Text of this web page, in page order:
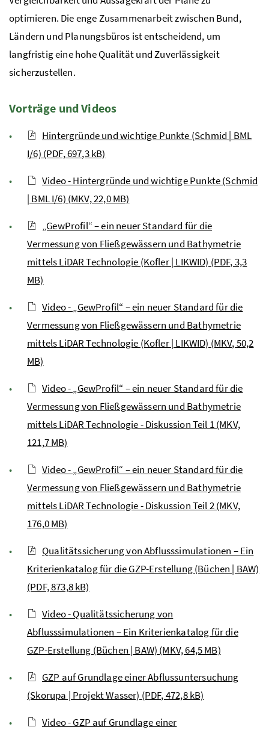
optimieren. Die enge Zusammenarbeit zwischen Bund,
Ländern und Planungsbüros ist entscheidend, um
langfristig eine hohe Qualität und Zuverlässigkeit
sicherzustellen.
Vorträge und Videos
Hintergründe und wichtige Punkte (Schmid | BML
I/6) (PDF, 697,3 kB)
Video - Hintergründe und wichtige Punkte (Schmid
| BML I/6) (MKV, 22,0 MB)
„GewProfil“ – ein neuer Standard für die
Vermessung von Fließgewässern und Bathymetrie
mittels LiDAR Technologie (Kofler | LIKWID) (PDF, 3,3
MB)
Video - „GewProfil“ – ein neuer Standard für die
Vermessung von Fließgewässern und Bathymetrie
mittels LiDAR Technologie (Kofler | LIKWID) (MKV, 50,2
MB)
Video - „GewProfil“ – ein neuer Standard für die
Vermessung von Fließgewässern und Bathymetrie
mittels LiDAR Technologie - Diskussion Teil 1 (MKV,
121,7 MB)
Video - „GewProfil“ – ein neuer Standard für die
Vermessung von Fließgewässern und Bathymetrie
mittels LiDAR Technologie - Diskussion Teil 2 (MKV,
176,0 MB)
Qualitätssicherung von Abflusssimulationen – Ein
Kriterienkatalog für die GZP-Erstellung (Büchen | BAW)
(PDF, 873,8 kB)
Video - Qualitätssicherung von
Abflusssimulationen – Ein Kriterienkatalog für die
GZP-Erstellung (Büchen | BAW) (MKV, 64,5 MB)
GZP auf Grundlage einer Abflussuntersuchung
(Skorupa | Projekt Wasser) (PDF, 472,8 kB)
Video - GZP auf Grundlage einer